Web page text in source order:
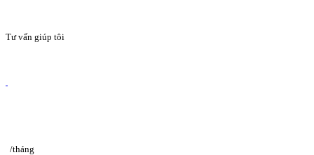
Tư vấn giúp tôi
/tháng